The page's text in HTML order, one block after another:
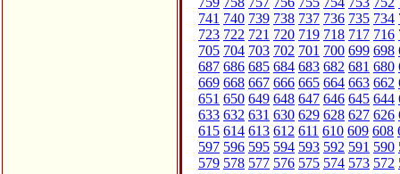
741 740 739 738 737 736 735 734
723 722 721 720 719 718 717 716
705 704 703 702 701 700 699 698
687 686 685 684 683 682 681 680
669 668 667 666 665 664 663 662
651 650 649 648 647 646 645 644
633 632 631 630 629 628 627 626
615 614 613 612 611 610 609 608
597 596 595 594 593 592 591 590
579 578 577 576 575 574 573 572